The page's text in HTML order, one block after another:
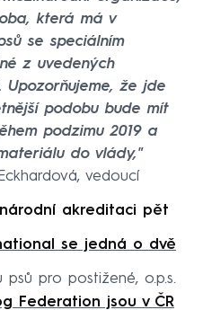
která má v
se speciálním
z uvedených
Upozorňujeme, že jde
podobu bude mít
podzimu 2019 a
do vlády,"
vedoucí
akreditaci pět
se jedná o dvě
psů pro postižené, o.p.s.
Federation jsou v ČR